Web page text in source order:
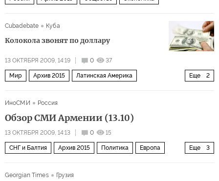
Cubadebate Куба
Колокола звонят по доллару
13 ОКТЯБРЯ 2009, 14:19 0 37
Еще 2
Мир Архив 2015 Латинская Америка
ИноСМИ
Россия
Обзор СМИ Армении (13.10)
13 ОКТЯБРЯ 2009, 14:13 0 15
Еще 3
СНГ и Балтия Архив 2015 Политика Европа
Georgian Times
Грузия